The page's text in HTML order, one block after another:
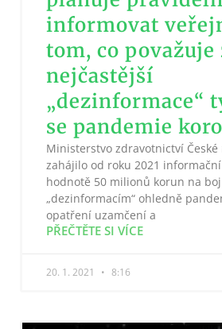
informovat
tom, co považuje
nejčastější
„dezinformace“
se pandemie
Ministerstvo zdravotnictví
zahájilo od roku 2021
hodnotě 50 milionů korun na
„dezinformacím“ ohledně
opatření uzamčení a
PŘEČTĚTE SI VÍCE
20. 1. 2021 8:16